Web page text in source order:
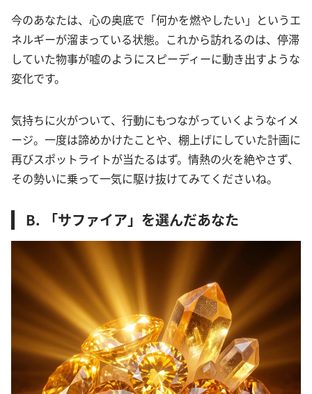
今のあなたは、心の奥底で「何かを燃やしたい」というエ
ネルギーが溜まっている状態。これから訪れるのは、停滞
していた物事が嘘のようにスピーディーに動き出すような
変化です。
気持ちに火がついて、行動にもつながっていくようなイメ
ージ。一度は諦めかけたことや、棚上げにしていた計画に
再びスポットライトが当たるはず。情熱の火を絶やさず、
その勢いに乗って一気に駆け抜けてみてくださいね。
B. 「サファイア」を選んだあなた